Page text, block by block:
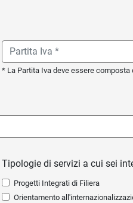
* La Partita Iva deve essere
Tipologie di servizi a cui sei
Progetti Integrati di Filiera
Orientamento